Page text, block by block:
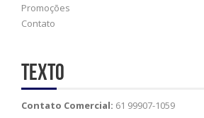
Promoções
Contato
Texto
Contato Comercial: 61 99907-1059